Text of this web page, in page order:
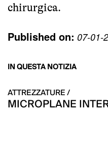
chirurgica.
Published on: 07-01-
IN QUESTA NOTIZIA
ATTREZZATURE /
MICROPLANE